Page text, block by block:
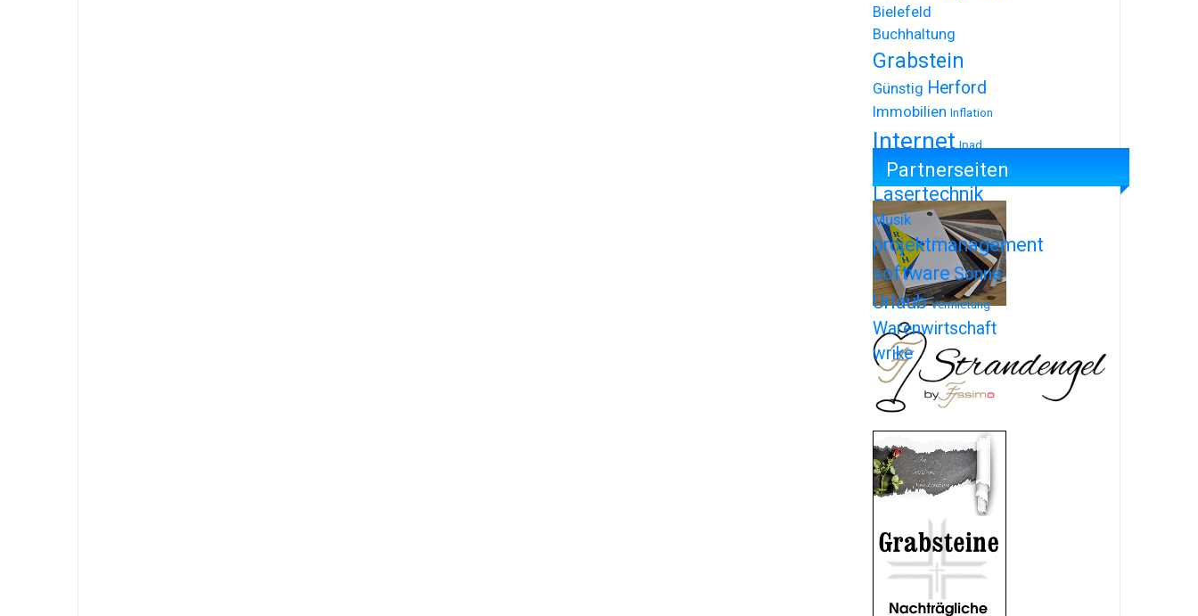
Bielefeld
Buchhaltung
Grabstein
Günstig Herford
Immobilien Inflation
Internet Ipad
Iphone
Lasertechnik
Musik
projektmanagement
softwareSonne
Urlaub Vermietung
Warenwirtschaft
wrike
Partnerseiten